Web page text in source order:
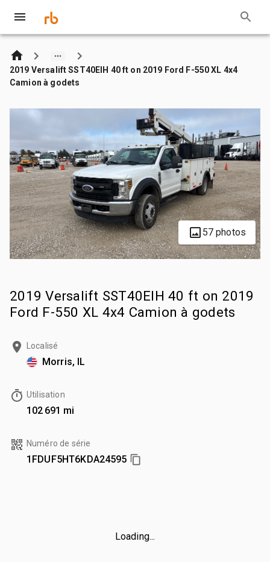
2019 Versalift SST40EIH 40 ft on 2019 Ford F-550 XL 4x4
Camion à godets
57 photos
2019 Versalift SST40EIH 40 ft on 2019
Ford F-550 XL 4x4 Camion à godets
Localisé
Morris, IL
Utilisation
102 691 mi
Numéro de série
1FDUF5HT6KDA24595
Loading...